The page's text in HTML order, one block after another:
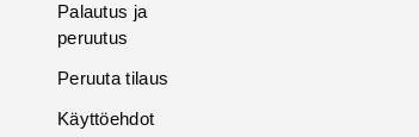
Palautus ja
peruutus
Peruuta tilaus
Käyttöehdot